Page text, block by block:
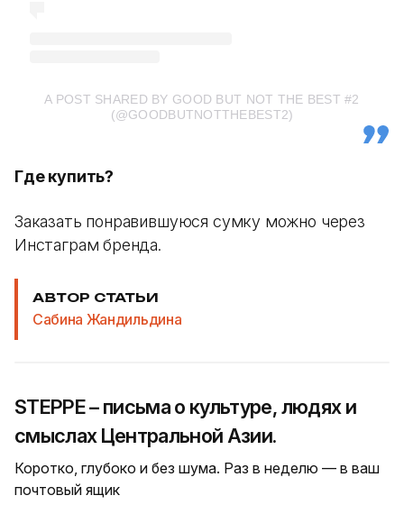
A POST SHARED BY GOOD BUT NOT THE BEST #2
(@GOODBUTNOTTHEBEST2)
Где купить?
Заказать понравившуюся сумку можно через
Инстаграм бренда.
АВТОР СТАТЬИ
Сабина Жандильдина
STEPPE – письма о культуре, людях и
смыслах Центральной Азии.
Коротко, глубоко и без шума. Раз в неделю — в ваш
почтовый ящик